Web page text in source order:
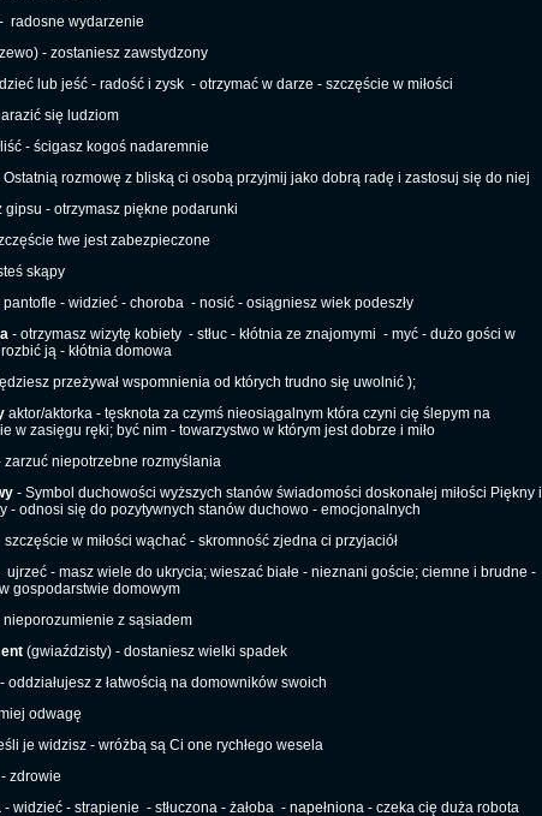
radosne wydarzenie
- zostaniesz zawstydzony
lub jeść - radość i zysk - otrzymać w darze - szczęście w miłości
się ludziom
- ścigasz kogoś nadaremnie
rozmowę z bliską ci osobą przyjmij jako dobrą radę i zastosuj się do niej
gipsu - otrzymasz piękne podarunki
twe jest zabezpieczone
skąpy
pantofle - widzieć - choroba - nosić - osiągniesz wiek podeszły
- otrzymasz wizytę kobiety - stłuc - kłótnia ze znajomymi - myć - dużo gości w
ją - kłótnia domowa
przeżywał wspomnienia od których trudno się uwolnić );
aktor/aktorka - tęsknota za czymś nieosiągalnym która czyni cię ślepym na
w zasięgu ręki; być nim - towarzystwo w którym jest dobrze i miło
niepotrzebne rozmyślania
- Symbol duchowości wyższych stanów świadomości doskonałej miłości Piękny i
- odnosi się do pozytywnych stanów duchowo - emocjonalnych
szczęście w miłości wąchać - skromność zjedna ci przyjaciół
ujrzeć - masz wiele do ukrycia; wieszać białe - nieznani goście; ciemne i brudne -
w gospodarstwie domowym
z sąsiadem
(gwiaździsty) - dostaniesz wielki spadek
oddziałujesz z łatwością na domowników swoich
odwagę
je widzisz - wróżbą są Ci one rychłego wesela
zdrowie
- widzieć - strapienie - stłuczona - żałoba - napełniona - czeka cię duża robota